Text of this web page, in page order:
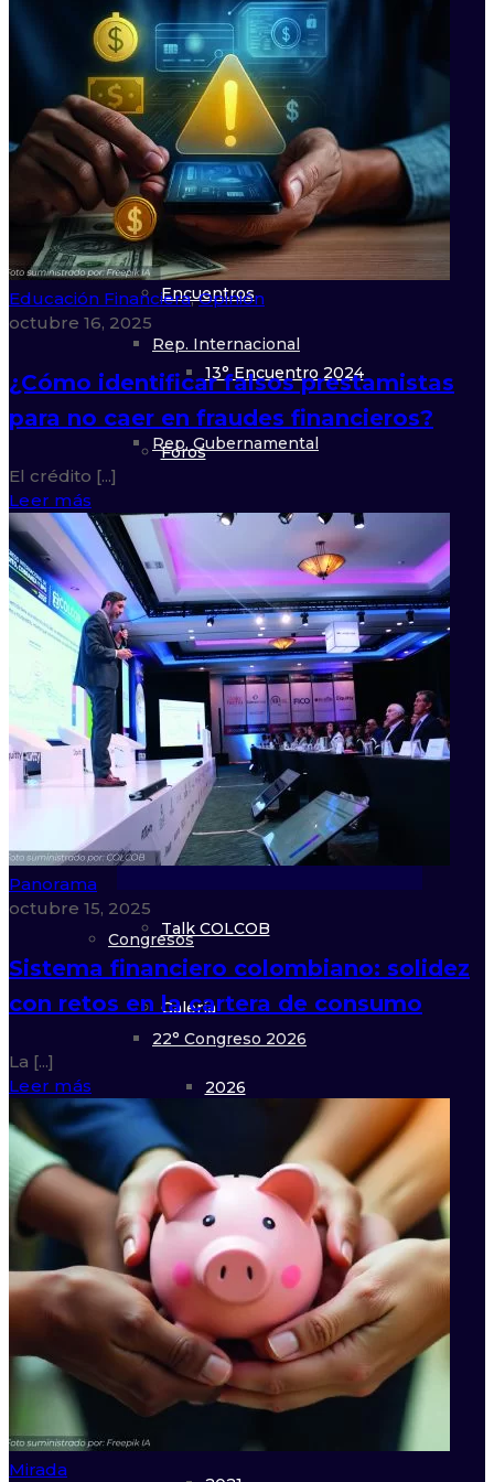
Eventos
Congresos
22° Congreso 2026
Encuentros
13° Encuentro 2024
Foros
Foro Bogotá 2026
Foro Medellín 2026
Foro Bucaramanga 2026
Brunch
Cali 2026
Talk COLCOB
Galería
2026
2025
2024
2023
2022
Estudio de Mercado 2022
Ranking Empresarial
Consolidación
Rep. Internacional
Rep. Gubernamental
Cobertura Asociados
Observatorio de Convocatorias
Eventos Académicos
Eventos
Congresos
22° Congreso 2026
Encuentros
13° Encuentro 2024
Foros
Educación Financiera,Opinión
octubre 16, 2025
¿Cómo identificar falsos prestamistas
para no caer en fraudes financieros?
El crédito [...]
Leer más
Panorama
octubre 15, 2025
Sistema financiero colombiano: solidez
con retos en la cartera de consumo
La [...]
Leer más
Mirada